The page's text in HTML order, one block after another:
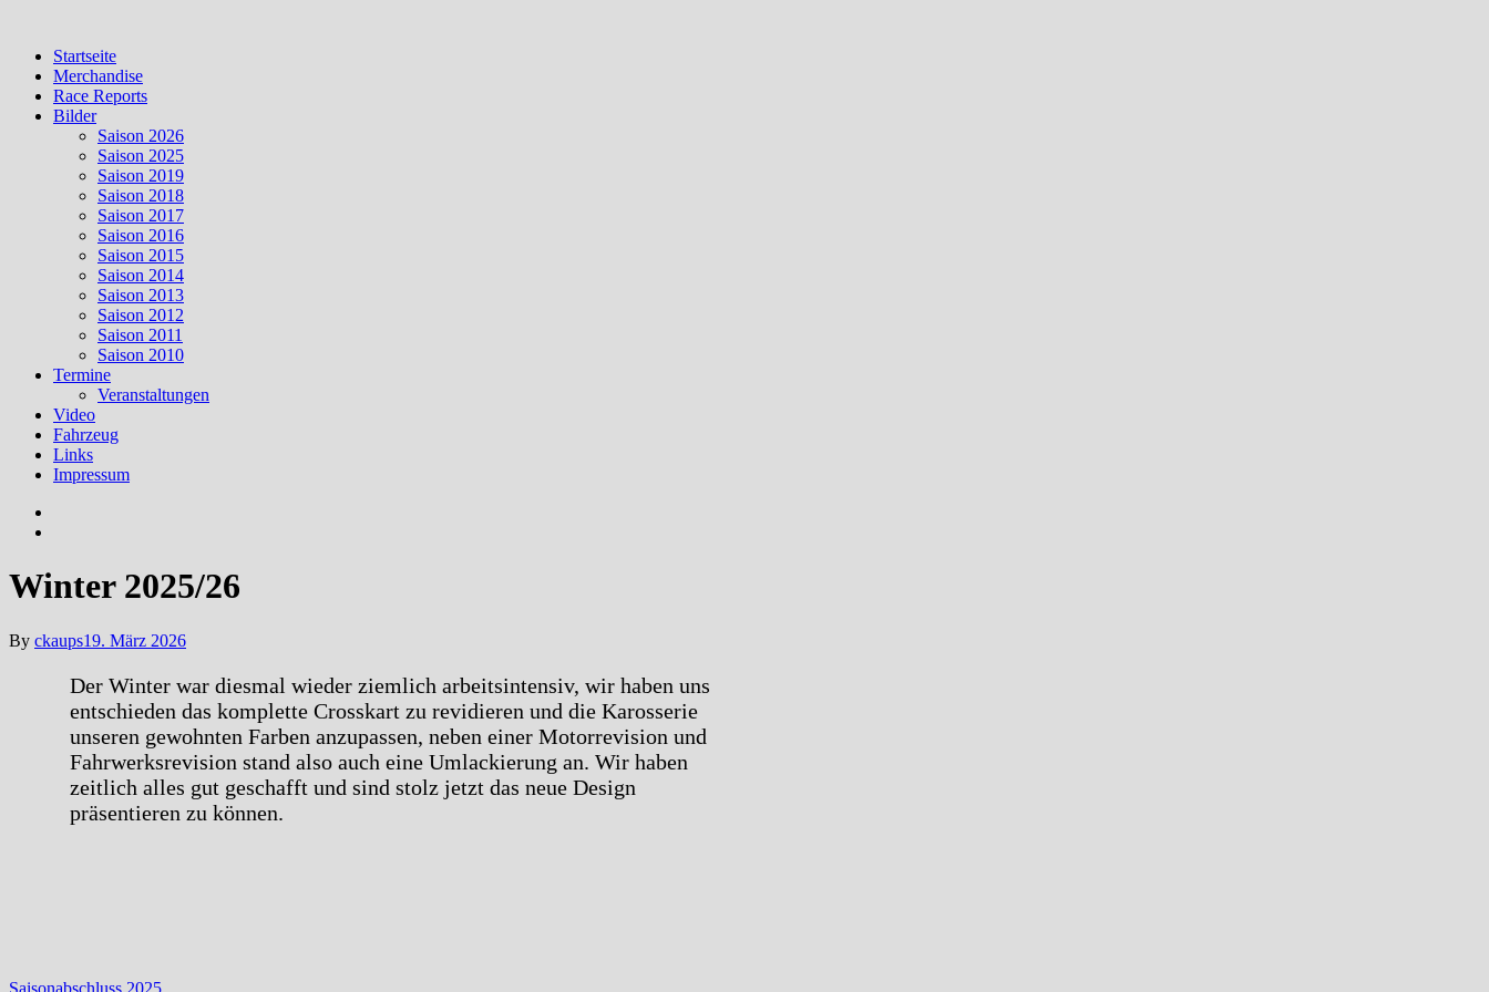
contentStartseite
Merchandise
Race Reports
Bilder
Saison 2026
Saison 2025
Saison 2019
Saison 2018
Saison 2017
Saison 2016
Saison 2015
Saison 2014
Saison 2013
Saison 2012
Saison 2011
Saison 2010
Termine
Veranstaltungen
Video
Fahrzeug
Links
Impressum
Winter 2025/26
By ckaups19. März 2026
Der Winter war diesmal wieder ziemlich arbeitsintensiv, wir haben uns
entschieden das komplette Crosskart zu revidieren und die Karosserie
unseren gewohnten Farben anzupassen, neben einer Motorrevision und
Fahrwerksrevision stand also auch eine Umlackierung an. Wir haben
zeitlich alles gut geschafft und sind stolz jetzt das neue Design
präsentieren zu können.
Saisonabschluss 2025